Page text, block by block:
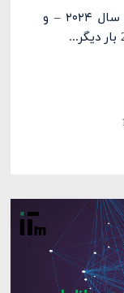
روندهای بهینه‌سازی موتور جستجو در سال ۲۰۲۴ – و